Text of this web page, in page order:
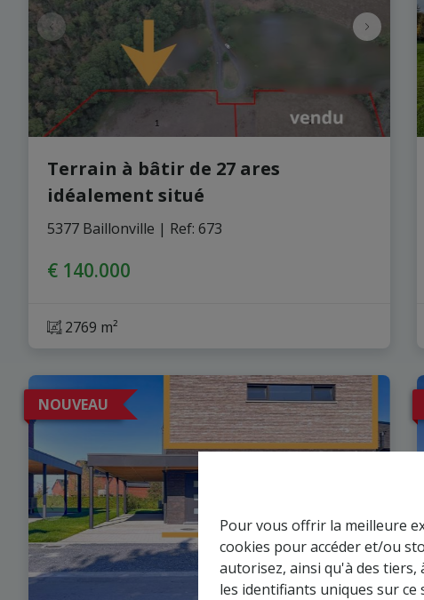
Pour vous offrir la meilleure
cookies pour accéder et/ou
autorisez, ainsi qu'à des
les identifiants uniques sur
Terrain à bâtir de 27 ares
idéalement situé
5377 Baillonville | Ref: 673
€ 140.000
2769 m²
NOUVEAU